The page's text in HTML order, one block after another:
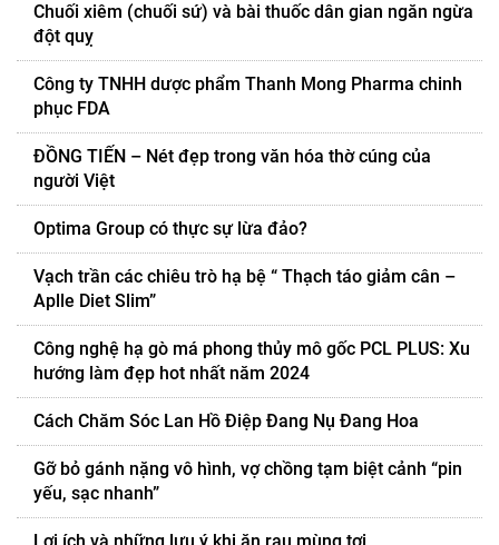
Chuối xiêm (chuối sứ) và bài thuốc dân gian ngăn ngừa
đột quỵ
Công ty TNHH dược phẩm Thanh Mong Pharma chinh
phục FDA
ĐỒNG TIẾN – Nét đẹp trong văn hóa thờ cúng của
người Việt
Optima Group có thực sự lừa đảo?
Vạch trần các chiêu trò hạ bệ “ Thạch táo giảm cân –
Aplle Diet Slim”
Công nghệ hạ gò má phong thủy mô gốc PCL PLUS: Xu
hướng làm đẹp hot nhất năm 2024
Cách Chăm Sóc Lan Hồ Điệp Đang Nụ Đang Hoa
Gỡ bỏ gánh nặng vô hình, vợ chồng tạm biệt cảnh “pin
yếu, sạc nhanh”